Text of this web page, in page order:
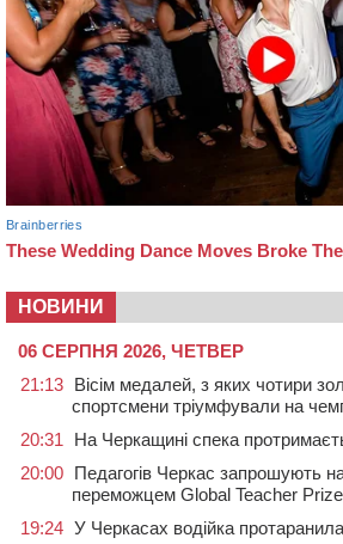
НОВИНИ
06 СЕРПНЯ 2026, ЧЕТВЕР
21:13 Вісім медалей, з яких чотири
спортсмени тріумфували на
20:31
На Черкащині спека
20:00 Педагогів Черкас запрошують на
переможцем Global Teacher
19:24 У Черкасах водійка